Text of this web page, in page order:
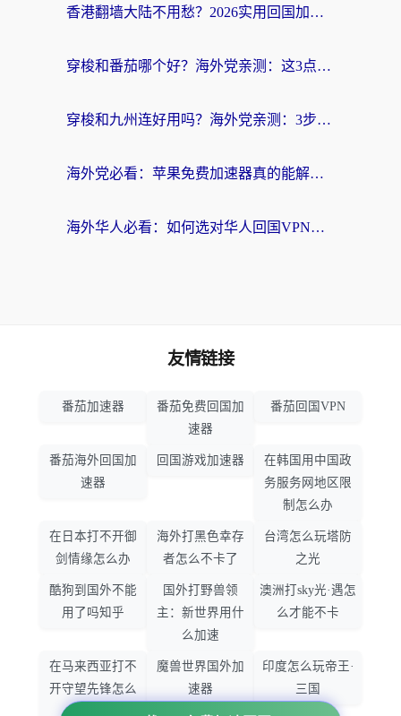
香港翻墙大陆不用愁？2026实用回国加速器指南：从选到用一步到位
穿梭和番茄哪个好？海外党亲测：这3点帮你选对回国加速器
穿梭和九州连好用吗？海外党亲测：3步选对回国加速器，无缝刷国内剧玩国服
海外党必看：苹果免费加速器真的能解决回国访问难题吗？附实测对比与全平台方案
海外华人必看：如何选对华人回国VPN，无缝刷国内剧、玩手游？
友情链接
番茄加速器
番茄免费回国加
速器
番茄回国VPN
番茄海外回国加
速器
回国游戏加速器
在韩国用中国政
务服务网地区限
制怎么办
在日本打不开御
剑情缘怎么办
海外打黑色幸存
者怎么不卡了
台湾怎么玩塔防
之光
酷狗到国外不能
用了吗知乎
国外打野兽领
主：新世界用什
么加速
澳洲打sky光·遇怎
么才能不卡
在马来西亚打不
开守望先锋怎么
魔兽世界国外加
速器
印度怎么玩帝王·
三国